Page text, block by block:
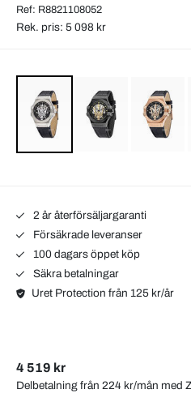
Ref: R8821108052
Rek. pris: 5 098 kr
2 år återförsäljargaranti
Försäkrade leveranser
100 dagars öppet köp
Säkra betalningar
Uret Protection från 125 kr/år
4 519 kr
Delbetalning från 224 kr/mån med